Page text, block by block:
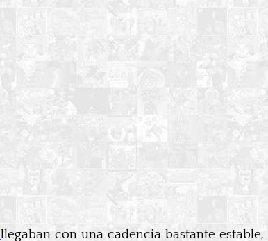
llegaban con una cadencia bastante